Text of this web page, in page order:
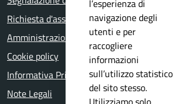
Richiesta d'assistenza
Amministrazione trasparente
Cookie policy
Informativa Privacy
Note Legali
l’esperienza di
navigazione degli
utenti e per
raccogliere
informazioni
sull’utilizzo statistico
del sito stesso.